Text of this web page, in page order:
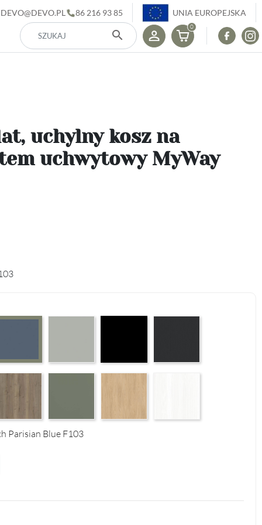
DEVO@DEVO.PL 86 216 93 85 UNIA EUROPEJSKA
search
0
uchylny kosz na
uchwytowy MyWay
F83
Parisian Blue F103